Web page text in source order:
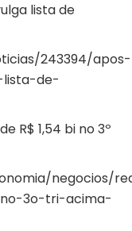
lista de
243394/apos-
de-
R$ 1,54 bi no 3º
negocios/
3o-tri-acima-